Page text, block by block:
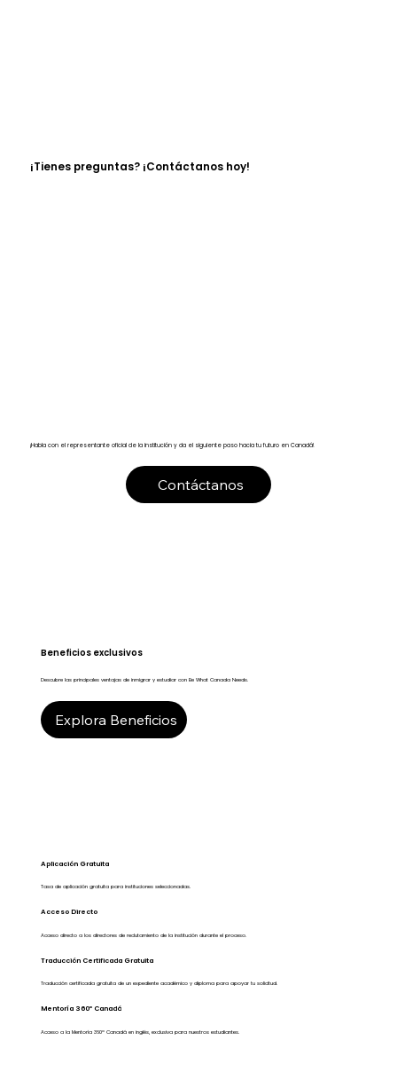
¡Tienes preguntas? ¡Contáctanos hoy!
¡Habla con el representante oficial de la institución y da el siguiente paso hacia tu futuro en Canadá!
Contáctanos
Beneficios exclusivos
Descubre las principales ventajas de inmigrar y estudiar con Be What Canada Needs.
Explora Beneficios
Aplicación Gratuita
Tasa de aplicación gratuita para instituciones seleccionadas.
Acceso Directo
Acceso directo a los directores de reclutamiento de la institución durante el proceso.
Traducción Certificada Gratuita
Traducción certificada gratuita de un expediente académico y diploma para apoyar tu solicitud.
Mentoría 360º Canadá
Acceso a la Mentoría 360º Canadá en inglés, exclusiva para nuestros estudiantes.